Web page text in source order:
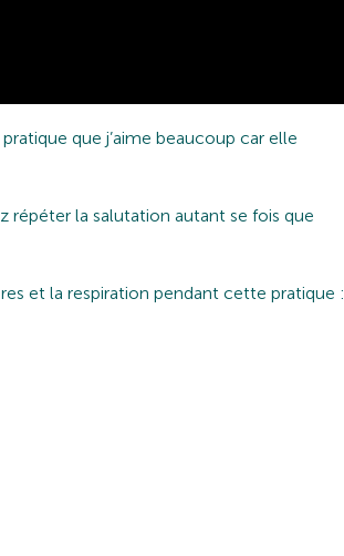
que j’aime beaucoup car elle
répéter la salutation autant se fois que
et la respiration pendant cette pratique :